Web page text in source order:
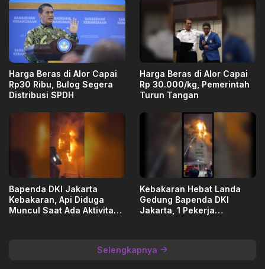
Harga Beras di Alor Capai
Rp30 Ribu, Bulog Segera
Distribusi SPDH
Harga Beras di Alor Capai
Rp 30.000/kg, Pemerintah
Turun Tangan
Bapenda DKI Jakarta
Kebakaran, Api Diduga
Muncul Saat Ada Aktivitas
Kebakaran Hebat Landa
Gedung Bapenda DKI
Jakarta, 1 Pekerja
Selengkapnya